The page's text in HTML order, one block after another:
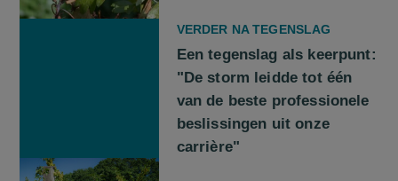
VERDER NA TEGENSLAG
Een tegenslag als keerpunt:
"De storm leidde tot één
van de beste professionele
beslissingen uit onze
carrière"